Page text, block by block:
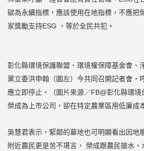
碳為永續指標，應該使用在地指標，不應把
家獎勵支持ESG ，等於全民共犯。
彰化縣環境保護聯盟、環境權保障基金會、
黨立委洪申翰（圖左）今共同召開記者會，
應立即停止。（圖片來源／FB@彰化縣環境
榮成為上市公司，卻在特定農業區用低廉成
吳慧君表示，緊鄰的墓地也可明顯看出因地
附近農民更是苦不堪言， 榮成跟農民搶水